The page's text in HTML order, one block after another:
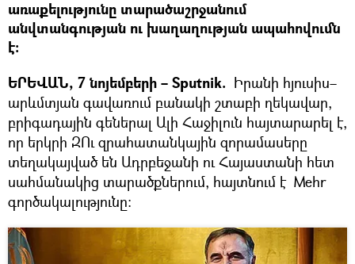
առաքելությունը տարածաշրջանում
անվտանգության ու խաղաղության ապահովումն
է։
ԵՐԵՎԱՆ, 7 նոյեմբերի – Sputnik. Իրանի հյուսիս–
արևմտյան գավառում բանակի շտաբի ղեկավար,
բրիգադային գեներալ Ալի Հաջիլուն հայտարարել է,
որ երկրի ԶՈւ զրահատանկային զորամասերը
տեղակայված են Ադրբեջանի ու Հայաստանի հետ
սահմանակից տարածքներում, հայտնում է Mehr
գործակալությունը։